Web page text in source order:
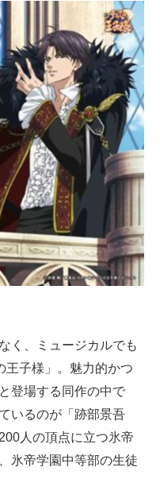
く、ミュージカルでも
王子様」。魅力的かつ
登場する同作の中で
いるのが「跡部景吾
人の頂点に立つ氷帝
氷帝学園中等部の生徒